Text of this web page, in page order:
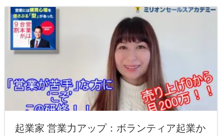
起業家 営業力アップ：ボランティア起業か